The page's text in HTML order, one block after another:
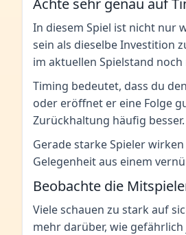
In diesem Spiel ist nicht nur
sein als dieselbe Investition
im aktuellen Spielstand
Timing bedeutet, dass du
oder eröffnet er eine Folge
Zurückhaltung häufig besser.
Gerade starke Spieler
Gelegenheit aus einem
Beobachte die
Viele schauen zu stark auf
mehr darüber, wie